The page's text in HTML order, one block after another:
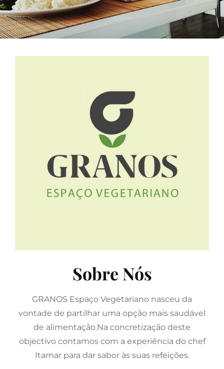
Sobre Nós
GRANOS Espaço Vegetariano nasceu da
vontade de partilhar uma opção mais saudável
de alimentação.Na concretização deste
objectivo contamos com a experiência do chef
Itamar para dar sabor às suas refeições.